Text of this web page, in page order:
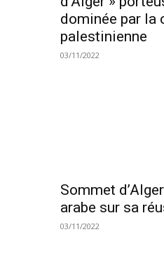
dominée par la
palestinienne
03/11/2022
Sommet
arabe sur sa
03/11/2022